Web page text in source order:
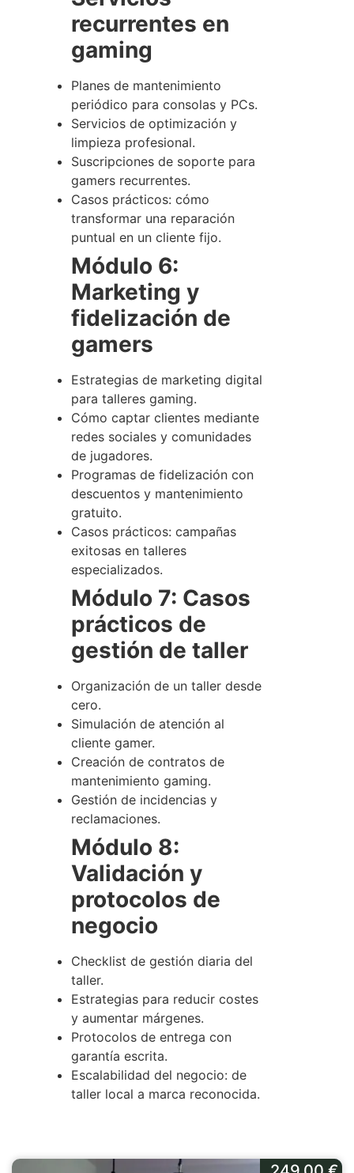
recurrentes en
gaming
Planes de mantenimiento
periódico para consolas y PCs.
Servicios de optimización y
limpieza profesional.
Suscripciones de soporte para
gamers recurrentes.
Casos prácticos: cómo
transformar una reparación
puntual en un cliente fijo.
Módulo 6:
Marketing y
fidelización de
gamers
Estrategias de marketing digital
para talleres gaming.
Cómo captar clientes mediante
redes sociales y comunidades
de jugadores.
Programas de fidelización con
descuentos y mantenimiento
gratuito.
Casos prácticos: campañas
exitosas en talleres
especializados.
Módulo 7: Casos
prácticos de
gestión de taller
Organización de un taller desde
cero.
Simulación de atención al
cliente gamer.
Creación de contratos de
mantenimiento gaming.
Gestión de incidencias y
reclamaciones.
Módulo 8:
Validación y
protocolos de
negocio
Checklist de gestión diaria del
taller.
Estrategias para reducir costes
y aumentar márgenes.
Protocolos de entrega con
garantía escrita.
Escalabilidad del negocio: de
taller local a marca reconocida.